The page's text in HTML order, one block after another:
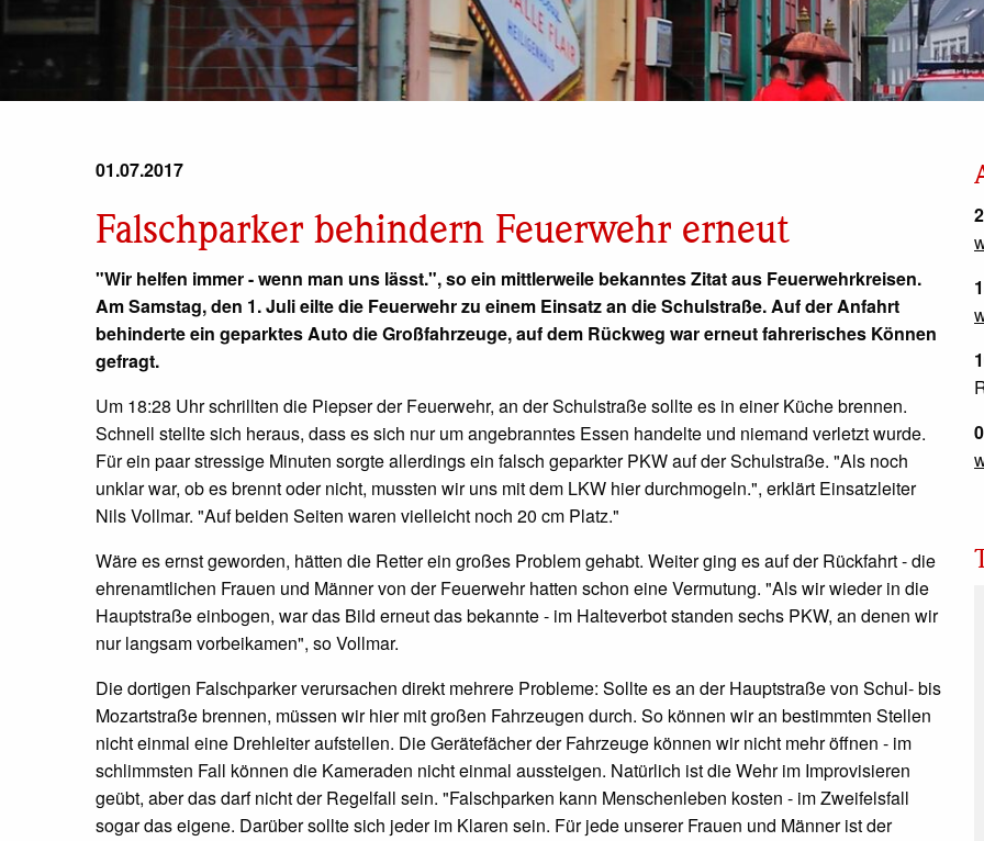
01.07.2017
Falschparker behindern Feuerwehr erneut
"Wir helfen immer - wenn man uns lässt.", so ein mittlerweile bekanntes Zitat aus Feuerwehrkreisen.
Am Samstag, den 1. Juli eilte die Feuerwehr zu einem Einsatz an die Schulstraße. Auf der Anfahrt
behinderte ein geparktes Auto die Großfahrzeuge, auf dem Rückweg war erneut fahrerisches Können
gefragt.
Um 18:28 Uhr schrillten die Piepser der Feuerwehr, an der Schulstraße sollte es in einer Küche brennen.
Schnell stellte sich heraus, dass es sich nur um angebranntes Essen handelte und niemand verletzt wurde.
Für ein paar stressige Minuten sorgte allerdings ein falsch geparkter PKW auf der Schulstraße. "Als noch
unklar war, ob es brennt oder nicht, mussten wir uns mit dem LKW hier durchmogeln.", erklärt Einsatzleiter
Nils Vollmar. "Auf beiden Seiten waren vielleicht noch 20 cm Platz."
Wäre es ernst geworden, hätten die Retter ein großes Problem gehabt. Weiter ging es auf der Rückfahrt - die
ehrenamtlichen Frauen und Männer von der Feuerwehr hatten schon eine Vermutung. "Als wir wieder in die
Hauptstraße einbogen, war das Bild erneut das bekannte - im Halteverbot standen sechs PKW, an denen wir
nur langsam vorbeikamen", so Vollmar.
Die dortigen Falschparker verursachen direkt mehrere Probleme: Sollte es an der Hauptstraße von Schul- bis
Mozartstraße brennen, müssen wir hier mit großen Fahrzeugen durch. So können wir an bestimmten Stellen
nicht einmal eine Drehleiter aufstellen. Die Gerätefächer der Fahrzeuge können wir nicht mehr öffnen - im
schlimmsten Fall können die Kameraden nicht einmal aussteigen. Natürlich ist die Wehr im Improvisieren
geübt, aber das darf nicht der Regelfall sein. "Falschparken kann Menschenleben kosten - im Zweifelsfall
sogar das eigene. Darüber sollte sich jeder im Klaren sein. Für jede unserer Frauen und Männer ist der